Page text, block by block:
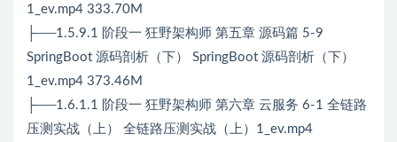
1_ev.mp4 333.70M
├──1.5.9.1 阶段一 狂野架构师 第五章 源码篇 5-9
SpringBoot 源码剖析（下） SpringBoot 源码剖析（下）
1_ev.mp4 373.46M
├──1.6.1.1 阶段一 狂野架构师 第六章 云服务 6-1 全链路
压测实战（上） 全链路压测实战（上）1_ev.mp4